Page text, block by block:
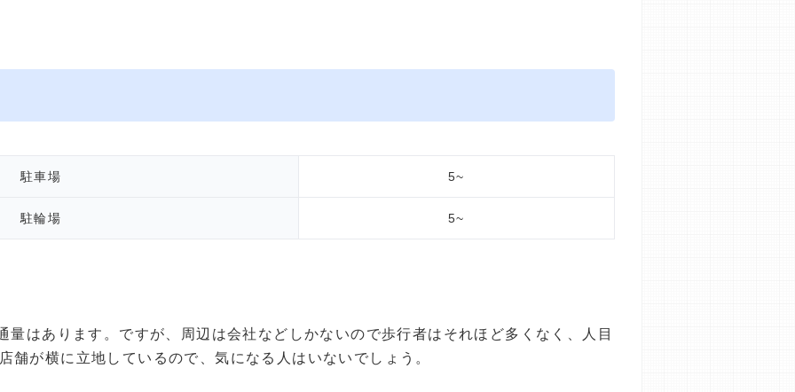
駐車場 5~
駐輪場 5~
量はあります。ですが、周辺は会社などしかないので歩行者はそれほど多くなく、人目
舗が横に立地しているので、気になる人はいないでしょう。